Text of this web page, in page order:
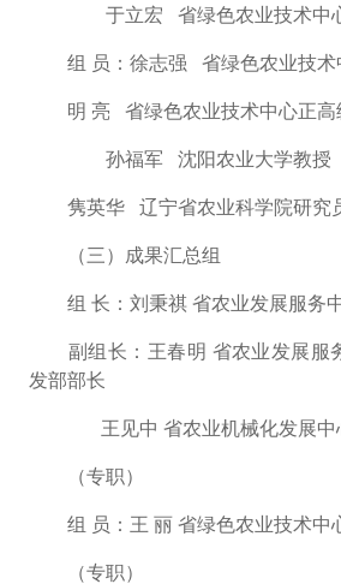
于立宏 省绿色农业技术中
组 员：徐志强 省绿色农业技
明 亮 省绿色农业技术中心正
孙福军 沈阳农业大学教授
隽英华 辽宁省农业科学院研究
（三）成果汇总组
组 长：刘秉祺 省农业发展服务
副组长： 王春明 省农业发展服
发部部长
王见中 省农业机械化发展
（专职）
组 员 ： 王 丽 省绿色农业技术中
（专职）